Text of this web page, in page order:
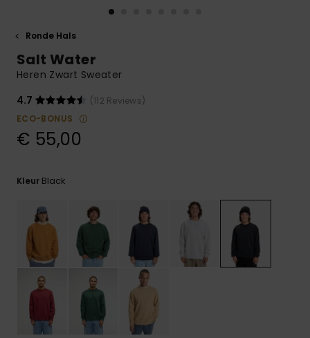
de meest
vragen en ons
contactformulier.
VERLANGLIJST
Ronde Hals
Salt Water
Heren Zwart Sweater
4.7
(112 Reviews)
ECO-BONUS
€ 55,00
Kleur Black